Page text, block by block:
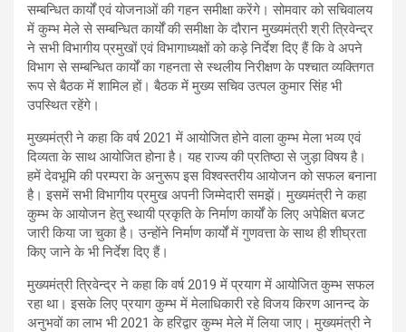
सम्बन्धित कार्यों एवं योजनाओं की गहन समीक्षा करेंगे। सोमवार को सचिवालय
में कुम्भ मेले से सम्बन्धित कार्यों की समीक्षा के दौरान मुख्यमंत्री श्री त्रिवेन्द्र
ने सभी विभागीय प्रमुखों एवं विभागाध्यक्षों को कड़े निर्देश दिए हैं कि वे अपने
विभाग से सम्बन्धित कार्यों का गहनता से स्थलीय निरीक्षण के पश्चात व्यक्तिगत
रूप से बैठक में शामिल हों। बैठक में मुख्य सचिव उत्पल कुमार सिंह भी
उपस्थित रहेंगे।
मुख्यमंत्री ने कहा कि वर्ष 2021 में आयोजित होने वाला कुम्भ मेला भव्य एवं
दिव्यता के साथ आयोजित होना है। यह राज्य की प्रतिष्ठा से जुड़ा विषय है।
हमें देवभूमि की परम्परा के अनुरूप इस विश्वस्तरीय आयोजन को सफल बनाना
है। इसमें सभी विभागीय प्रमुख अपनी जिम्मेदारी समझें। मुख्यमंत्री ने कहा
कुम्भ के आयोजन हेतु स्थायी प्रकृति के निर्माण कार्यों के लिए अपेक्षित बजट
जारी किया जा चुका है। उन्होंने निर्माण कार्यों में गुणवत्ता के साथ ही शीघ्रता
किए जाने के भी निर्देश दिए हैं।
मुख्यमंत्री त्रिवेन्द्र ने कहा कि वर्ष 2019 में प्रयाग में आयोजित कुम्भ सफल
रहा था। इसके लिए प्रयाग कुम्भ में मेलाधिकारी रहे विजय किरण आनन्द के
अनुभवों का लाभ भी 2021 के हरिद्वार कुम्भ मेले में लिया जाए। मुख्यमंत्री ने